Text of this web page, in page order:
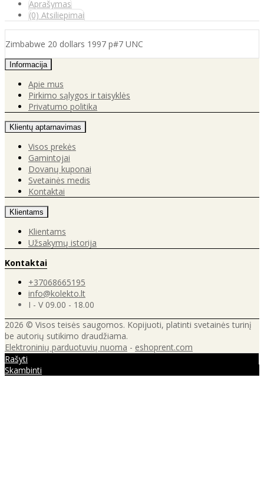
Aprašymas
(0) Atsiliepimai
Zimbabwe 20 dollars 1997 p#7 UNC
Informacija
Apie mus
Pirkimo sąlygos ir taisyklės
Privatumo politika
Klientų aptarnavimas
Visos prekės
Gamintojai
Dovanų kuponai
Svetainės medis
Kontaktai
Klientams
Klientams
Užsakymų istorija
Kontaktai
+37068665195
info@kolekto.lt
I - V 09.00 - 18.00
2026 © Visos teisės saugomos. Kopijuoti, platinti svetainės turinį
be autorių sutikimo draudžiama.
Elektroninių parduotuvių nuoma - eshoprent.com
Rašyti
Skambinti